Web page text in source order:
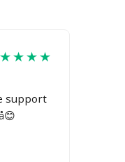
support